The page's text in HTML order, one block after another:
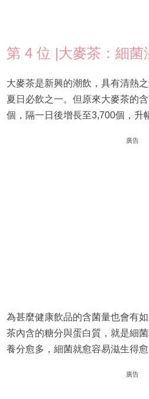
第 4 位 |大麥茶：細菌
大麥茶是新興的潮飲，具有清熱
夏日必飲之一。但原來大麥茶的
個，隔一日後增長至3,700個，升
廣告
為甚麼健康飲品的含菌量也會有
茶內含的糖分與蛋白質，就是細
養分愈多，細菌就愈容易滋生得愈
廣告